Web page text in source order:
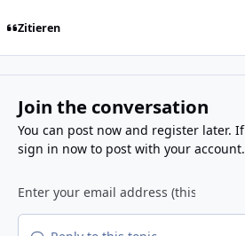
Zitieren
Join the conversation
You can post now and register later.
sign in nowto post with your account.